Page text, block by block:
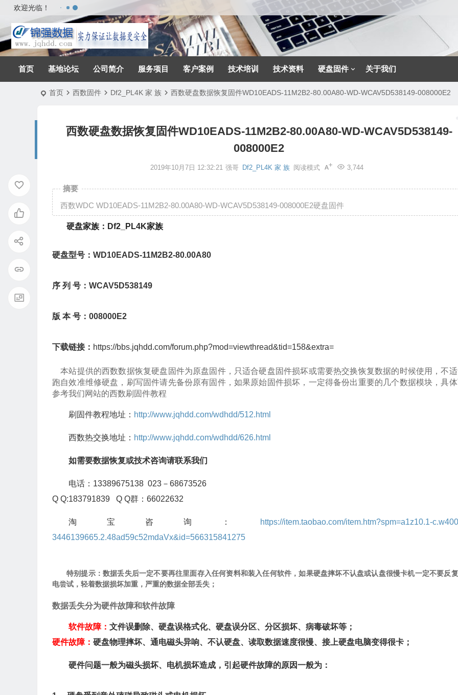
欢迎光临！
首页 基地论坛 公司简介 服务项目 客户案例 技术培训 技术资料 硬盘固件 关于我们
首页 西数固件 Df2_PL4K 家 族 西数硬盘数据恢复固件WD10EADS-11M2B2-80.00A80-WD-WCAV5D538149-008000E2
西数硬盘数据恢复固件WD10EADS-11M2B2-80.00A80-WD-WCAV5D538149-
008000E2
2019年10月7日 12:32:21 强哥 Df2_PL4K 家 族 3,744
阅读模式
摘要
西数WDC WD10EADS-11M2B2-80.00A80-WD-WCAV5D538149-008000E2硬盘固件
硬盘家族：Df2_PL4K家族
硬盘型号：WD10EADS-11M2B2-80.00A80
序 列 号：WCAV5D538149
版 本 号：008000E2
下载链接： https://bbs.jqhdd.com/forum.php?mod=viewthread&tid=158&extra=
本站提供的西数数据恢复硬盘固件为原盘固件，只适合硬盘固件损坏或需要热交换恢复数据的时候使用，不
跑自效准维修硬盘，刷写固件请先备份原有固件，如果原始固件损坏，一定得备份出重要的几个数据模块，具
参考我们网站的西数刷固件教程
刷固件教程地址： http://www.jqhdd.com/wdhdd/512.html
西数热交换地址： http://www.jqhdd.com/wdhdd/626.html
如需要数据恢复或技术咨询请联系我们
电话：13389675138 023－68673526
Q Q:183791839 Q Q群：66022632
淘宝咨询：
https://item.taobao.com/item.htm?spm=a1z10.1-
3446139665.2.48ad59c52mdaVx&id=566315841275
特别提示：数据丢失后一定不要再往里面存入任何资料和装入任何软件，如果硬盘摔坏不认盘或认盘很慢卡机一定不要反
电尝试，轻着数据损坏加重，严重的数据全部丢失；
数据丢失分为硬件故障和软件故障
软件故障： 文件误删除、硬盘误格式化、硬盘误分区、分区损坏、病毒破坏等；
硬件故障： 硬盘物理摔坏、通电磁头异响、不认硬盘、读取数据速度很慢、接上硬盘电脑变得很卡；
硬件问题一般为磁头损坏、电机损坏造成，引起硬件故障的原因一般为：